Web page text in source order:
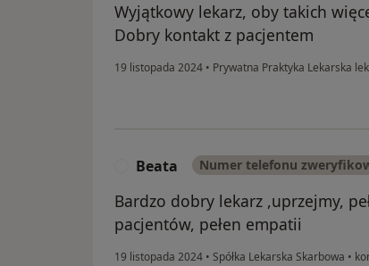
Wyjątkowy lekarz, oby takich
Dobry kontakt z pacjentem
19 listopada 2024 • Prywatna Praktyka Lekarska
Beata Numer telefonu
Bardzo dobry lekarz ,uprzejmy,
pacjentów, pełen empatii
19 listopada 2024 • Spółka Lekarska Skarbowa •